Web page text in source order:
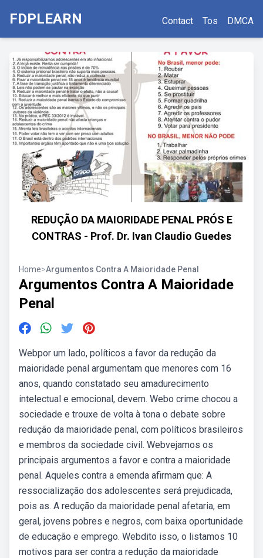
FDPLEARN Contact Tos DMCA
REDUÇÃO DA MAIORIDADE PENAL PRÓS E
CONTRAS - Prof. Dr. Ivan Claudio Guedes
Home>Argumentos Contra A Maioridade Penal
Argumentos Contra A Maioridade
Penal
Webpor um lado, políticos a favor da redução da
maioridade penal argumentam que menores com 16
anos, quando constatado seu amadurecimento
intelectual e emocional, devem. Webo crime chocou a
sociedade e trouxe de volta à tona o debate sobre
redução da maioridade penal, com políticos brasileiros
e membros da sociedade civil. Webvejamos os
principais argumentos a favor e contra a maioridade
penal. Aqueles contra a emenda afirmam que: A
ressocialização dos adolescentes será prejudicada,
pois as. A redução da maioridade penal afetaria, em
geral, jovens pobres e negros, com baixa oportunidade
de educação e emprego. Webdito isso, o listamos 10
motivos para ser contra a redução da maioridade